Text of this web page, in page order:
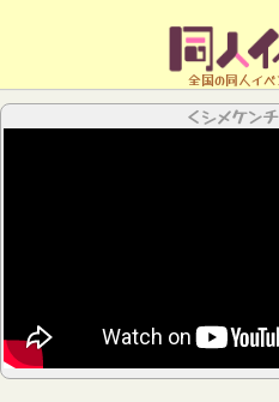
全国の同人イベ
＜シメケン